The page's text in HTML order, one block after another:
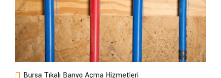
Bursa Tıkalı Banyo Açma Hizmetleri